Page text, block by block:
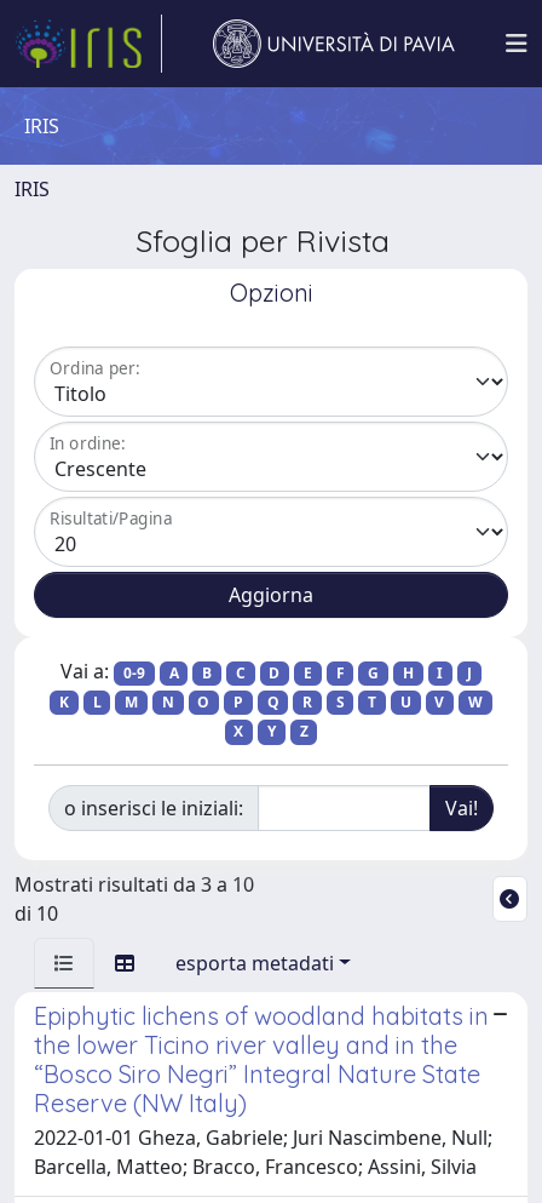
IRIS
IRIS
Sfoglia per Rivista
Opzioni
Ordina per:
In ordine:
Risultati/Pagina
Vai a: 0-9 A B C D E F G H I
J
K
L M N O P Q R S T U V
W
X
Y Z
o inserisci le iniziali:
Mostrati risultati da 3 a 10
di 10
esporta metadati
Epiphytic lichens of woodland habitats in
the lower Ticino river valley and in the
“Bosco Siro Negri” Integral Nature State
Reserve (NW Italy)
2022-01-01 Gheza, Gabriele; Juri Nascimbene, Null;
Barcella, Matteo; Bracco, Francesco; Assini, Silvia